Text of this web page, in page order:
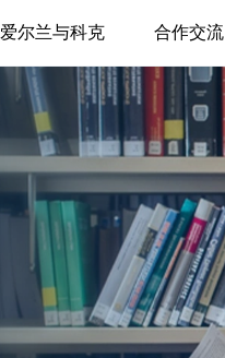
爱尔兰与科克 合作交流